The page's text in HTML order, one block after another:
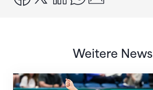
Weitere News
Nächster Halt: Weltmeisterschaft